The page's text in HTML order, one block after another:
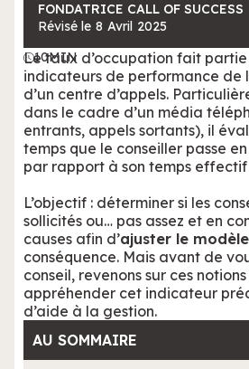
FONDATRICE CALL OF SUCCESS
Révisé le 8 Avril 2025
10MIN
Le taux d’occupation fait
indicateurs de performance de
d’un centre d’appels.
dans le cadre d’un média
entrants, appels sortants), il
temps que le conseiller passe
par rapport à son temps
L’objectif : déterminer si les
sollicités ou… pas assez et en
causes afin d’ajuster le
conséquence. Mais avant de
conseil, revenons sur ces
appréhender cet indicateur
d’aide à la gestion.
AU SOMMAIRE